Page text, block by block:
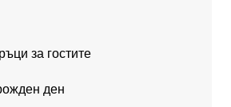
за гостите
ден